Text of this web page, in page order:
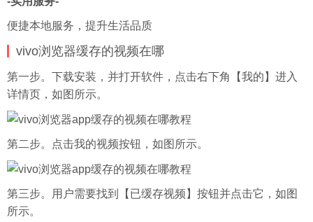
便捷本地服务，提升生活品质
vivo浏览器缓存的视频在哪
第一步。下载安装，并打开软件，点击右下角【我的】进入
详情页，如图所示。
第二步。点击我的视频按钮，如图所示。
第三步。用户需要找到【已缓存视频】按钮并点击它，如图
所示。